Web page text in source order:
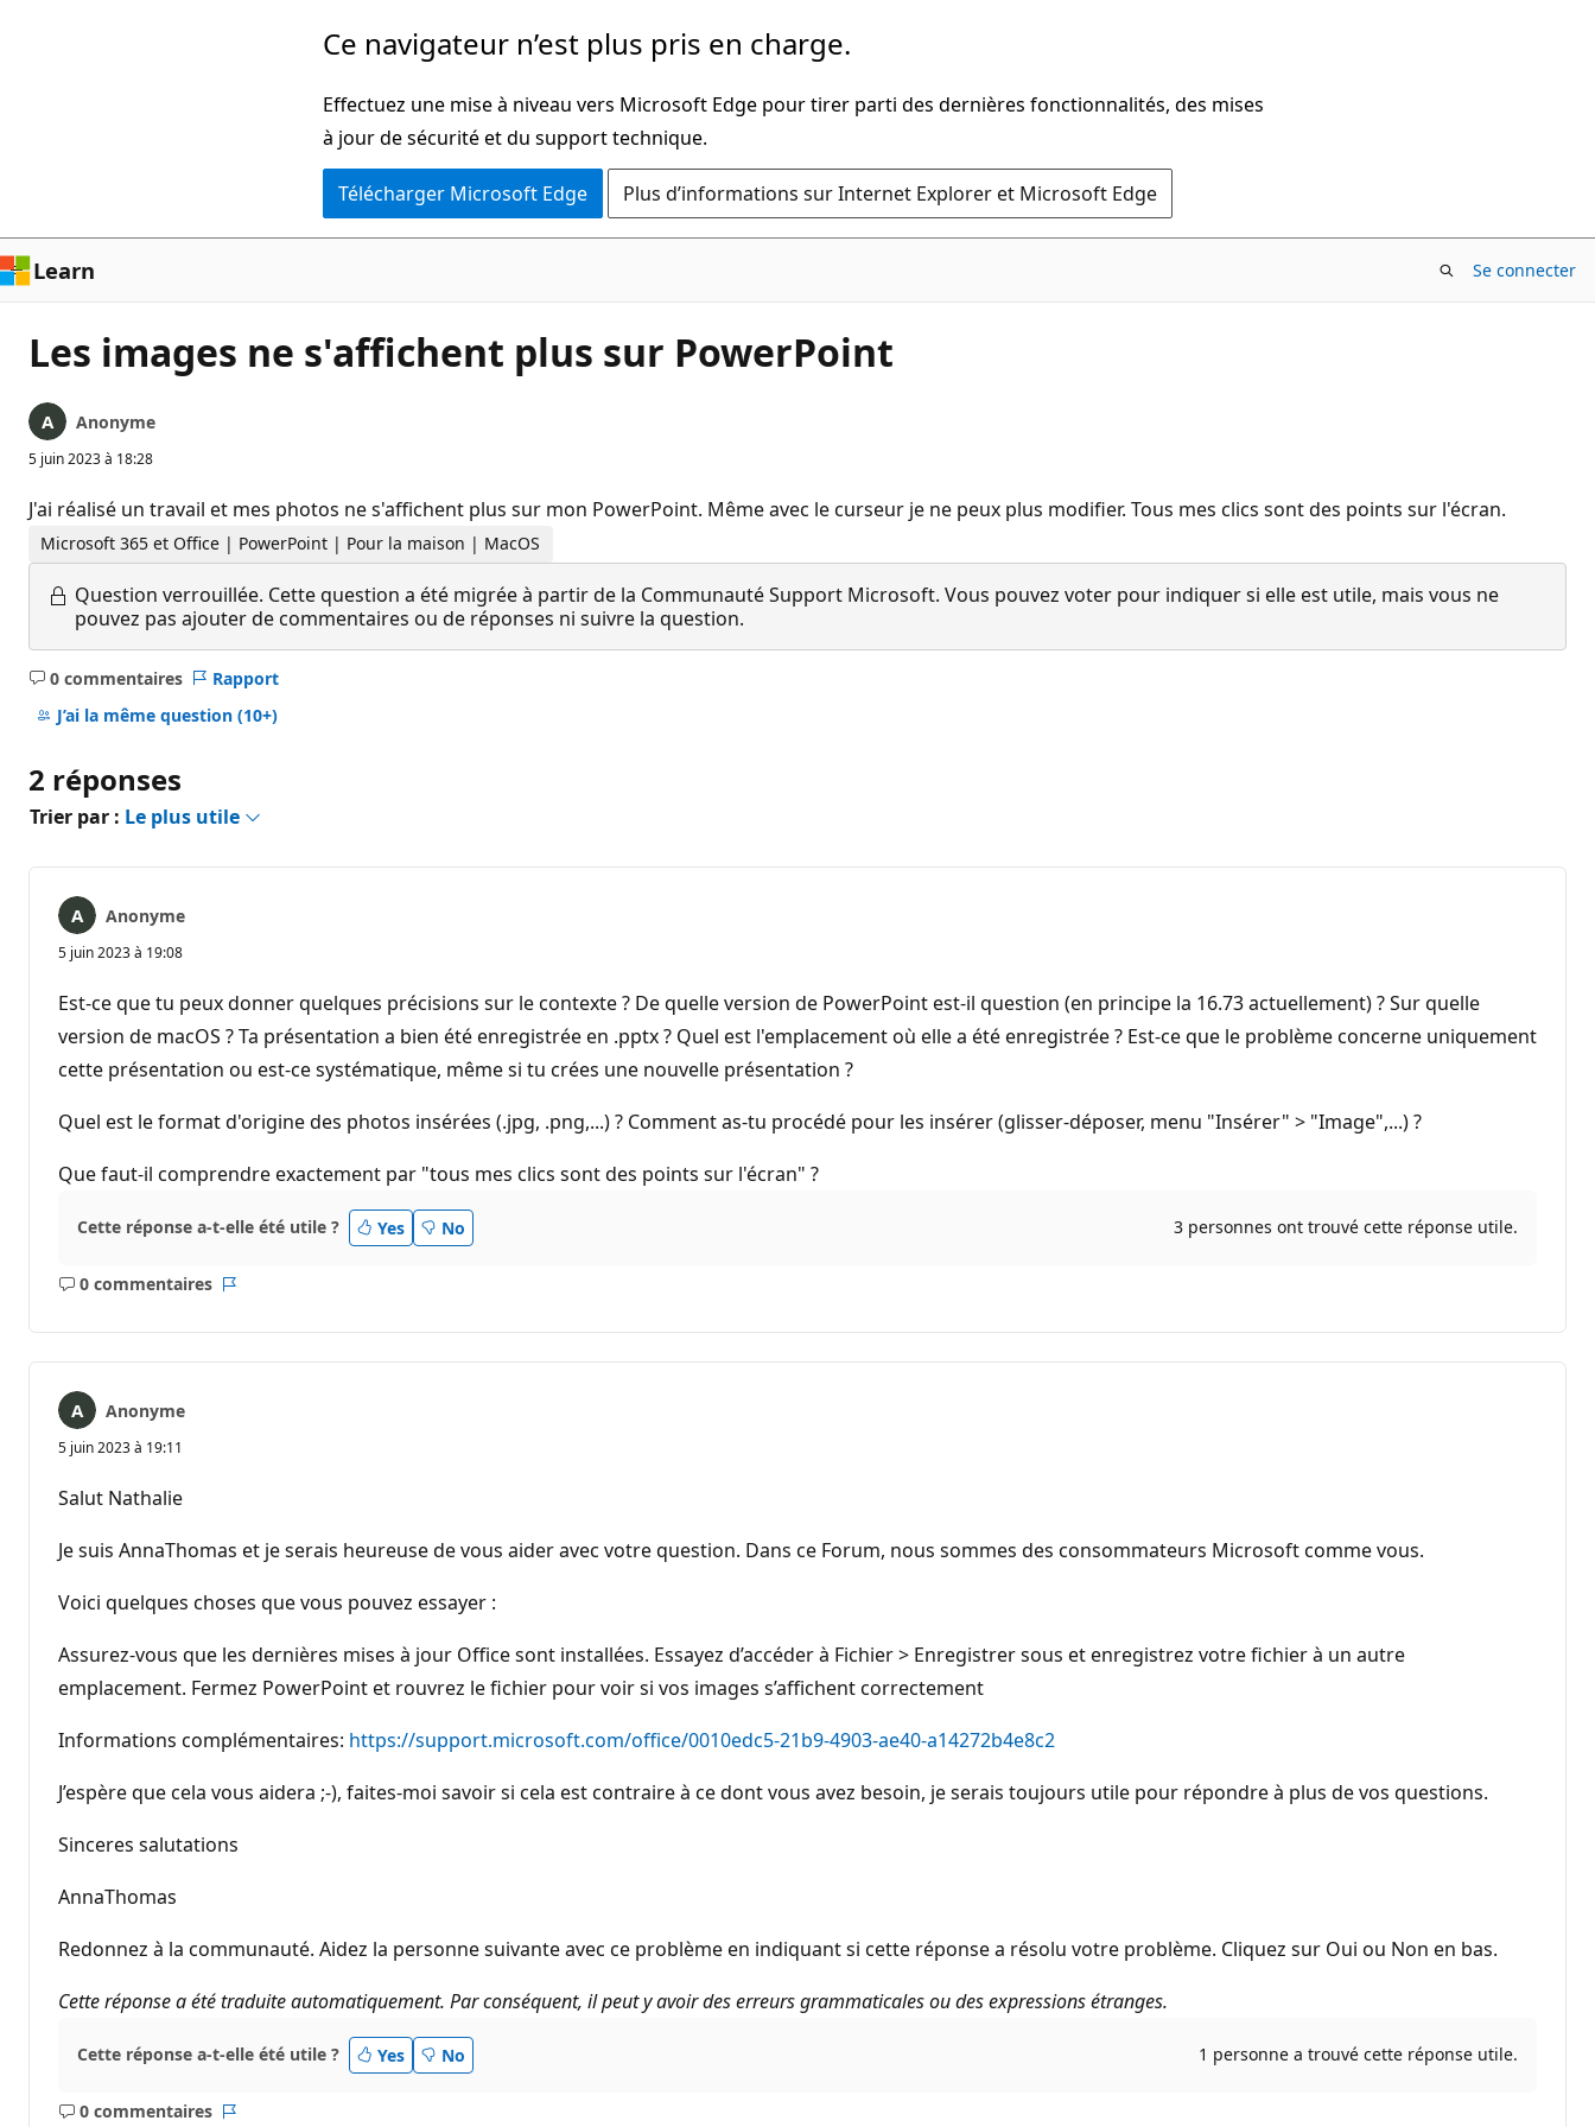
Ce navigateur n’est plus pris en charge.
Effectuez une mise à niveau vers Microsoft Edge pour tirer parti des dernières fonctionnalités, des mises
à jour de sécurité et du support technique.
Télécharger Microsoft Edge Plus d’informations sur Internet Explorer et Microsoft Edge
Learn Se connecter
Les images ne s'affichent plus sur PowerPoint
Anonyme
5 juin 2023 à 18:28
J'ai réalisé un travail et mes photos ne s'affichent plus sur mon PowerPoint. Même avec le curseur je ne peux plus modifier. Tous mes clics sont des points sur l'écran.
Microsoft 365 et Office | PowerPoint | Pour la maison | MacOS
Question verrouillée. Cette question a été migrée à partir de la Communauté Support Microsoft. Vous pouvez voter pour indiquer si elle est utile, mais vous ne
pouvez pas ajouter de commentaires ou de réponses ni suivre la question.
0 commentaires
Aucun
commentaire
Rapport
J’ai la même question (10+)
2 réponses
Trier par : Le plus utile
Anonyme
5 juin 2023 à 19:08
Est-ce que tu peux donner quelques précisions sur le contexte ? De quelle version de PowerPoint est-il question (en principe la 16.73 actuellement) ? Sur quelle
version de macOS ? Ta présentation a bien été enregistrée en .pptx ? Quel est l'emplacement où elle a été enregistrée ? Est-ce que le problème concerne uniquement
cette présentation ou est-ce systématique, même si tu crées une nouvelle présentation ?
Quel est le format d'origine des photos insérées (.jpg, .png,...) ? Comment as-tu procédé pour les insérer (glisser-déposer, menu "Insérer" > "Image",...) ?
Que faut-il comprendre exactement par "tous mes clics sont des points sur l'écran" ?
Cette réponse a-t-elle été utile ? Yes No 3 personnes ont trouvé cette réponse utile.
0 commentaires
Aucun
Anonyme
5 juin 2023 à 19:11
Salut Nathalie
Je suis AnnaThomas et je serais heureuse de vous aider avec votre question. Dans ce Forum, nous sommes des consommateurs Microsoft comme vous.
Voici quelques choses que vous pouvez essayer :
Assurez-vous que les dernières mises à jour Office sont installées. Essayez d’accéder à Fichier > Enregistrer sous et enregistrez votre fichier à un autre
emplacement. Fermez PowerPoint et rouvrez le fichier pour voir si vos images s’affichent correctement
Informations complémentaires: https://support.microsoft.com/office/0010edc5-21b9-4903-ae40-a14272b4e8c2
J’espère que cela vous aidera ;-), faites-moi savoir si cela est contraire à ce dont vous avez besoin, je serais toujours utile pour répondre à plus de vos questions.
Sinceres salutations
AnnaThomas
Redonnez à la communauté. Aidez la personne suivante avec ce problème en indiquant si cette réponse a résolu votre problème. Cliquez sur Oui ou Non en bas.
Cette réponse a été traduite automatiquement. Par conséquent, il peut y avoir des erreurs grammaticales ou des expressions étranges.
Cette réponse a-t-elle été utile ? Yes No 1 personne a trouvé cette réponse utile.
0 commentaires
Aucun